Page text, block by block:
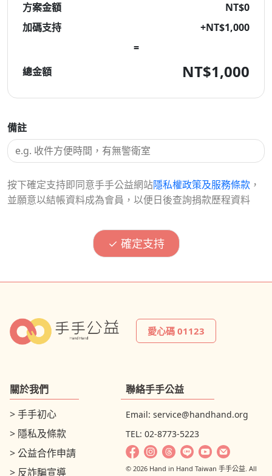
方案金額
NT$0
加碼支持
+NT$1,000
=
總金額
NT$1,000
備註
按下確定支持即同意手手公益網站隱私權政策及服務條款 ，
並願意以結帳資料成為會員，以便日後查詢捐款歷程資料
愛心碼 01123
關於我們
> 手手初心
> 隱私及條款
> 公益合作申請
> 反詐騙宣導
聯絡手手公益
Email:service@handhand.org
TEL: 02-8773-5223
© 2026 Hand in Hand Taiwan 手手公益. All